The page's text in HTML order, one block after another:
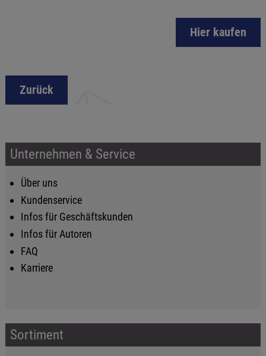
Hier kaufen
Zurück
Unternehmen & Service
Über uns
Kundenservice
Infos für Geschäftskunden
Infos für Autoren
FAQ
Karriere
Sortiment